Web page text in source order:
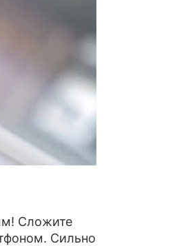
Сложите
Сильно